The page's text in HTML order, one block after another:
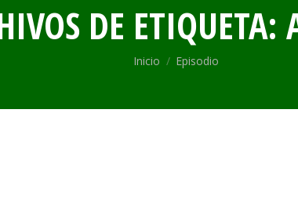
DE ETIQUETA:
Estás aquí:
Inicio Episodio